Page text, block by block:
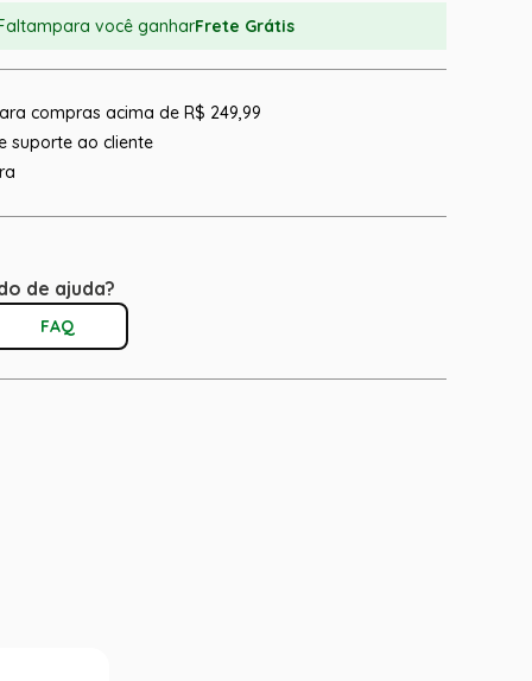
para você ganharFrete Grátis
compras acima de R$ 249,99
suporte ao cliente
de ajuda?
FAQ